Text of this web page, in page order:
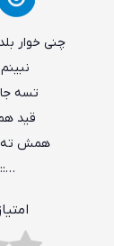
چنی خوار
تسه
قید
همش ته
::::…